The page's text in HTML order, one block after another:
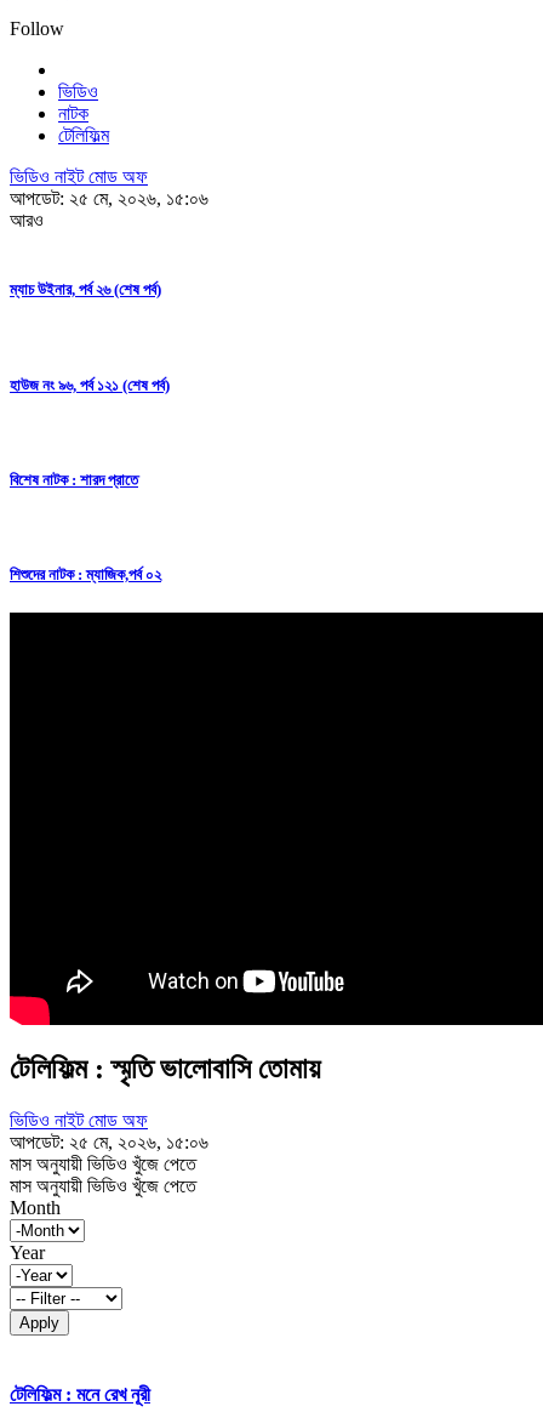
Follow
ভিডিও
নাটক
টেলিফিল্ম
ভিডিও নাইট মোড অফ
আপডেট: ২৫ মে, ২০২৬, ১৫:০৬
আরও
ম্যাচ উইনার, পর্ব ২৬ (শেষ পর্ব)
হাউজ নং ৯৬, পর্ব ১২১ (শেষ পর্ব)
বিশেষ নাটক : শারদ প্রাতে
শিশুদের নাটক : ম্যাজিক,পর্ব ০২
টেলিফিল্ম : স্মৃতি ভালোবাসি তোমায়
ভিডিও নাইট মোড অফ
আপডেট: ২৫ মে, ২০২৬, ১৫:০৬
মাস অনুযায়ী ভিডিও খুঁজে পেতে
মাস অনুযায়ী ভিডিও খুঁজে পেতে
Month
Year
Apply
টেলিফিল্ম : মনে রেখ নূরী